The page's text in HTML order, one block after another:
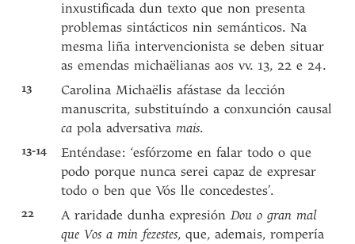
inxustificada dun texto que non presenta
problemas sintácticos nin semánticos. Na
mesma liña intervencionista se deben situar
as emendas michaëlianas aos vv. 13, 22 e 24.
13
Carolina Michaëlis afástase da lección
manuscrita, substituíndo a conxunción causal
capola adversativamais.
13-14
Enténdase: ‘esfórzome en falar todo o que
podo porque nunca serei capaz de expresar
todo o ben que Vós lle concedestes’.
22 A raridade dunha expresiónDou o gran mal
que Vos a min fezestes, que, ademais, rompería